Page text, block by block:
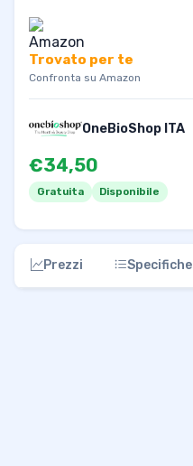
Trovato per te
Confronta su Amazon
OneBioShop ITA
€34,50
Gratuita Disponibile
Prezzi Specifiche